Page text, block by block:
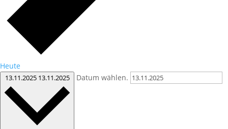
Heute
13.11.2025 13.11.2025 Datum wählen.